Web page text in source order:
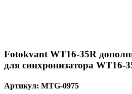
Fotokvant WT16-35R
для синхронизатора WT16-
Артикул: MTG-0975